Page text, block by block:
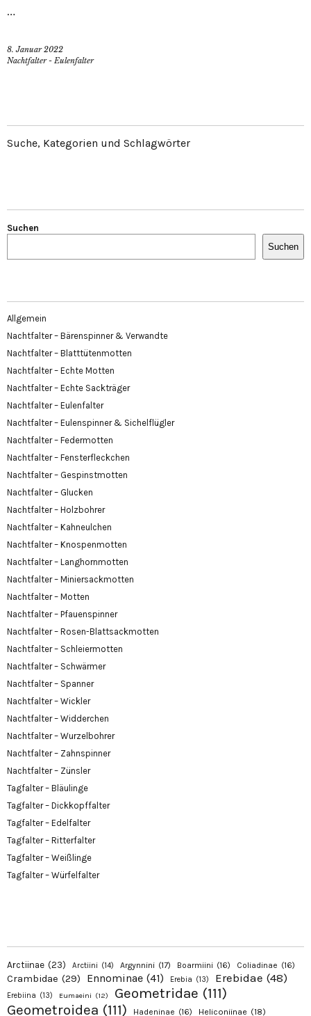
…
8. Januar 2022
Nachtfalter - Eulenfalter
Suche, Kategorien und Schlagwörter
Suchen
Suchen
Allgemein
Nachtfalter – Bärenspinner & Verwandte
Nachtfalter – Blatttütenmotten
Nachtfalter – Echte Motten
Nachtfalter – Echte Sackträger
Nachtfalter – Eulenfalter
Nachtfalter – Eulenspinner & Sichelflügler
Nachtfalter – Federmotten
Nachtfalter – Fensterfleckchen
Nachtfalter – Gespinstmotten
Nachtfalter – Glucken
Nachtfalter – Holzbohrer
Nachtfalter – Kahneulchen
Nachtfalter – Knospenmotten
Nachtfalter – Langhornmotten
Nachtfalter – Miniersackmotten
Nachtfalter – Motten
Nachtfalter – Pfauenspinner
Nachtfalter – Rosen-Blattsackmotten
Nachtfalter – Schleiermotten
Nachtfalter – Schwärmer
Nachtfalter – Spanner
Nachtfalter – Wickler
Nachtfalter – Widderchen
Nachtfalter – Wurzelbohrer
Nachtfalter – Zahnspinner
Nachtfalter – Zünsler
Tagfalter – Bläulinge
Tagfalter – Dickkopffalter
Tagfalter – Edelfalter
Tagfalter – Ritterfalter
Tagfalter – Weißlinge
Tagfalter – Würfelfalter
Arctiinae (23) Arctiini (14) Argynnini (17) Boarmiini (16) Coliadinae (16)
Crambidae (29) Ennominae (41) Erebia (13) Erebidae (48)
Erebiina (13) Eumaeini (12) Geometridae (111)
Geometroidea (111) Hadeninae (16) Heliconiinae (18)